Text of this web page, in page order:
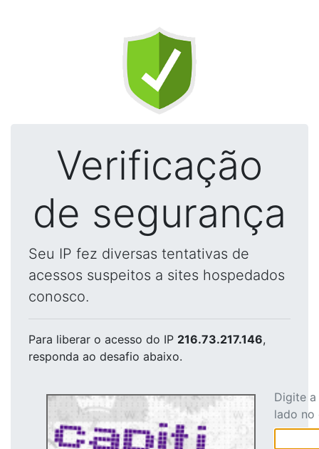
Verificação
de segurança
Seu IP fez diversas tentativas de
acessos suspeitos a sites hospedados
conosco.
Para liberar o acesso do IP 216.73.217.146,
responda ao desafio abaixo.
Digite
lado no